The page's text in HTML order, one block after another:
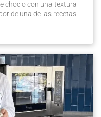
choclo con una textura
de una de las recetas